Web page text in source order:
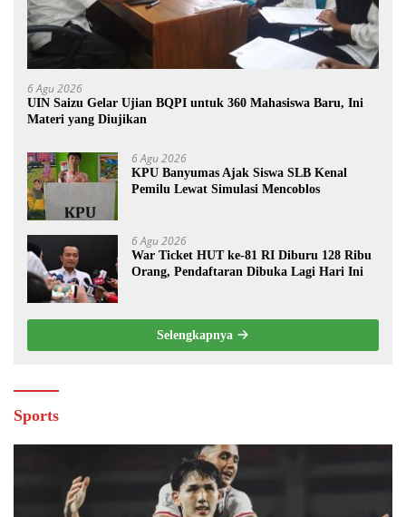
6 Agu 2026
UIN Saizu Gelar Ujian BQPI untuk 360 Mahasiswa Baru, Ini
Materi yang Diujikan
6 Agu 2026
KPU Banyumas Ajak Siswa SLB Kenal
Pemilu Lewat Simulasi Mencoblos
6 Agu 2026
War Ticket HUT ke-81 RI Diburu 128 Ribu
Orang, Pendaftaran Dibuka Lagi Hari Ini
Selengkapnya
Sports